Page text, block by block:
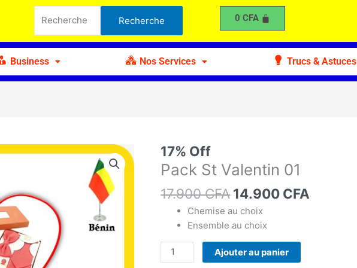
pour :
Recherche 0 CFA
Business Nos Services Trucs & Astuces
17% Off
Pack St Valentin 01
17.900CFA
prix
initial
était :
17.900 CFA.
14.900 CFA
Chemise au choix
Ensemble au choix
quantité
de
Pack
St
Valentin
Ajouter au panier
était :
17.900 CFA.
est :